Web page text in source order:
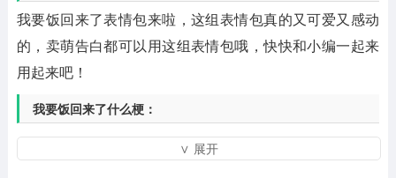
我要饭回来了表情包来啦，这组表情包真的又可爱又感动
的，卖萌告白都可以用这组表情包哦，快快和小编一起来
用起来吧！
我要饭回来了什么梗：
这个梗最初来源于报土豪大腿系列，因为为了取悦土豪，
大家都喜欢以玩笑的口吻来贬低自己，让土豪觉得愉悦，
∨ 展开